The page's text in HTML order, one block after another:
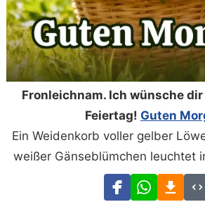
Fronleichnam. Ich wünsche
Feiertag! Guten
Ein Weidenkorb voller gelber
weißer Gänseblümchen leuchtet